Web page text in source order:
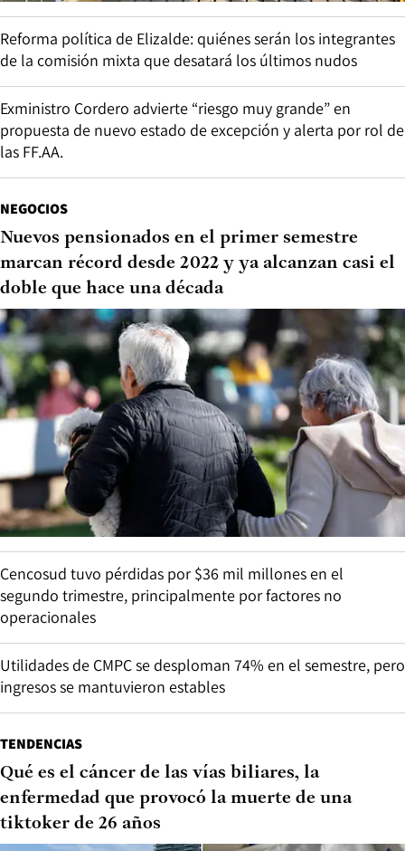
Reforma política de Elizalde: quiénes serán los integrantes
de la comisión mixta que desatará los últimos nudos
Exministro Cordero advierte “riesgo muy grande” en
propuesta de nuevo estado de excepción y alerta por rol de
las FF.AA.
NEGOCIOS
Nuevos pensionados en el primer semestre
marcan récord desde 2022 y ya alcanzan casi el
doble que hace una década
Cencosud tuvo pérdidas por $36 mil millones en el
segundo trimestre, principalmente por factores no
operacionales
Utilidades de CMPC se desploman 74% en el semestre, pero
ingresos se mantuvieron estables
TENDENCIAS
Qué es el cáncer de las vías biliares, la
enfermedad que provocó la muerte de una
tiktoker de 26 años